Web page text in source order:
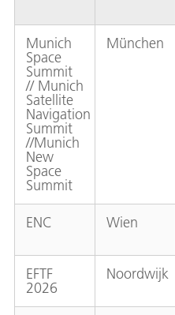
Munich
Space
Summit
// Munich
Satellite
Navigation
Summit
//Munich
New
Space
Summit
München
ENC Wien
EFTF
2026
Noordwijk